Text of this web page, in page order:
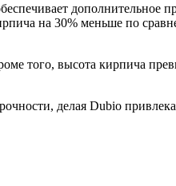
дополнительное
на 30% меньше по
того, высота кирпича
делая Dubio